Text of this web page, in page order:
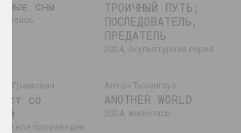
сны
ТРОИЧНЫЙ ПУТЬ;
ПОСЛЕДОВАТЕЛЬ,
ПРЕДАТЕЛЬ
2024, скульптурная серия
Грамович
со
произведение
Антон Тызенгауз
ANOTHER WORLD
2024, живопись